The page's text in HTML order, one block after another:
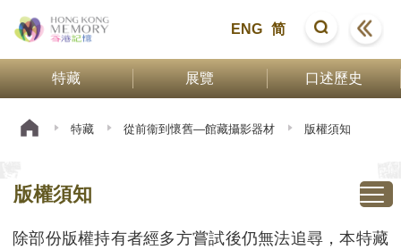
ENG 简
特藏 展覽 口述歷史
特藏 從前衞到懷舊—館藏攝影器材 版權須知
版權須知
除部份版權持有者經多方嘗試後仍無法追尋，本特藏